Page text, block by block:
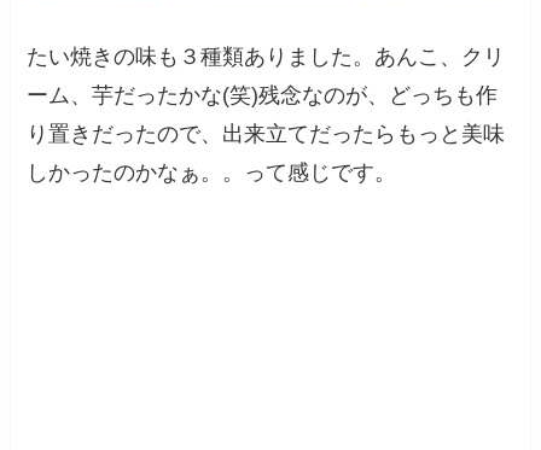
たい焼きの味も３種類ありました。あんこ、クリ
ーム、芋だったかな(笑)残念なのが、どっちも作
り置きだったので、出来立てだったらもっと美味
しかったのかなぁ。。って感じです。